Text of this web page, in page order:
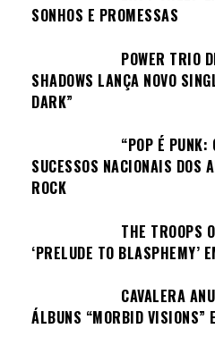
SONHOS E PROMESSAS
POWER TRIO
SHADOWS LANÇA NOVO
DARK”
“POP É PUNK:
SUCESSOS NACIONAIS DOS
ROCK
THE TROOPS
‘PRELUDE TO BLASPHEMY’
CAVALERA
ÁLBUNS “MORBID VISIONS”